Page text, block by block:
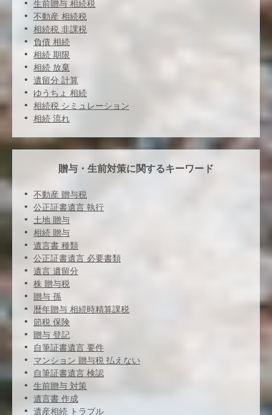
生前贈与 相続税
不動産 相続税
相続税 非課税
負債 相続
相続 期限
相続 放棄
遺留分 計算
ゆうちょ 相続
相続税 シミュレーション
相続 流れ
贈与・生前対策に関するキーワード
不動産 贈与税
公正証書遺言 執行
土地 贈与
相続 贈与
遺言書 種類
公正証書遺言 必要書類
遺言 遺留分
株 贈与税
贈与 孫
暦年贈与 相続時精算課税
節税 保険
贈与 登記
自筆証書遺言 要件
マンション 贈与税 払えない
自筆証書遺言 検認
生前贈与 対策
遺言書 作成
遺産相続 トラブル